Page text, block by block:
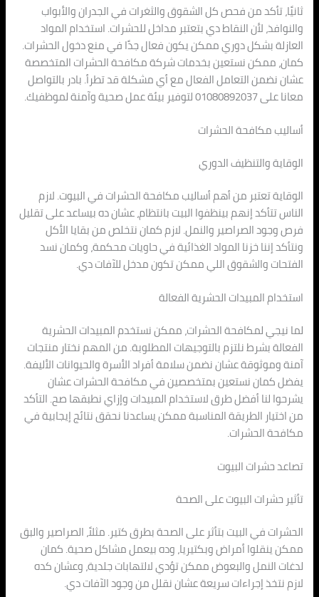
ثانيًا، تأكد من فحص كل الشقوق والثغرات في الجدران والأبواب
والنوافذ، لأن النقاط دي بتعتبر مداخل للحشرات. استخدام المواد
العازلة بشكل دوري ممكن يكون فعال جدًا في منع دخول الحشرات.
كمان، ممكن نستعين بخدمات شركة مكافحة الحشرات المتخصصة
عشان نضمن التعامل الفعال مع أي مشكلة قد تطرأ. بادر بالتواصل
معانا على 01080892037 لتوفير بيئة عمل صحية وآمنة لموظفيك.
أساليب مكافحة الحشرات
الوقاية والتنظيف الدوري
الوقاية تعتبر من أهم أساليب مكافحة الحشرات في البيوت. لازم
الناس تتأكد إنهم بينظفوا البيت بانتظام، عشان ده بيساعد على تقليل
فرص وجود الصراصير والنمل. لازم كمان نتخلص من بقايا الأكل
ونتأكد إننا خزنا المواد الغذائية في حاويات محكمة، وكمان نسد
الفتحات والشقوق اللي ممكن تكون مدخل للآفات دي.
استخدام المبيدات الحشرية الفعالة
لما نيجي لمكافحة الحشرات، ممكن نستخدم المبيدات الحشرية
الفعالة بشرط نلتزم بالتوجيهات المطلوبة. من المهم نختار منتجات
آمنة وموثوقة عشان نضمن سلامة أفراد الأسرة والحيوانات الأليفة.
يفضل كمان نستعين بمتخصصين في مكافحة الحشرات عشان
يشرحوا لنا أفضل طرق لاستخدام المبيدات وإزاي نطبقها صح. التأكد
من اختيار الطريقة المناسبة ممكن يساعدنا نحقق نتائج إيجابية في
مكافحة الحشرات.
تصاعد حشرات البيوت
تأثير حشرات البيوت على الصحة
الحشرات في البيت بتأثر على الصحة بطرق كتير. مثلاً، الصراصير والبق
ممكن ينقلوا أمراض وبكتيريا، وده بيعمل مشاكل صحية. كمان
لدغات النمل والبعوض ممكن تؤدي لالتهابات جلدية، وعشان كده
لازم نتخذ إجراءات سريعة عشان نقلل من وجود الآفات دي.